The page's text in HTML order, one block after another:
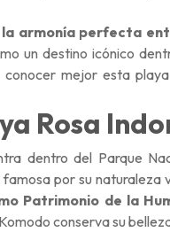
la armonía perfecta
un destino icónico
mejor esta
Rosa
dentro del Parque
por su
Patrimonio de la
conserva su